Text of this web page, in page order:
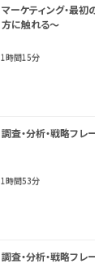
マーケティング・最
方に触れる～
1時間15分
調査・分析・戦略フ
1時間53分
調査・分析・戦略フ